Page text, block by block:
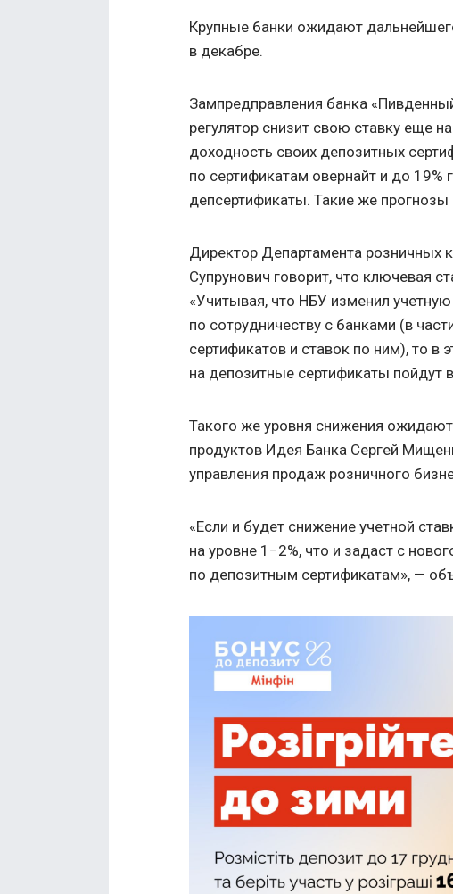
Крупные банки ожидают
в декабре.
Зампредправления банка
регулятор снизит свою ставку еще
доходность своих депозитных
по сертификатам овернайт и до 19%
депсертификаты. Такие же
Директор Департамента розничных
Супрунович говорит, что ключевая
«Учитывая, что НБУ изменил
по сотрудничеству с банками (в
сертификатов и ставок по ним), то в
на депозитные сертификаты пойдут
Такого же уровня снижения
продуктов Идея Банка Сергей
управления продаж розничного
«Если и будет снижение учетной
на уровне 1−2%, что и задаст с
по депозитным сертификатам», —